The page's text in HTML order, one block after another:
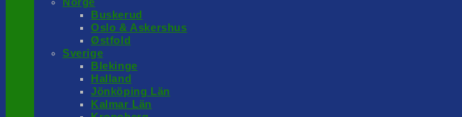
Buskerud
Oslo & Askershus
Østfold
Sverige
Blekinge
Halland
Jönköping Län
Kalmar Län